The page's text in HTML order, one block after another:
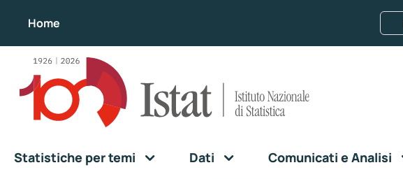
Home
Statistiche per temi Dati Comunicati e Analisi